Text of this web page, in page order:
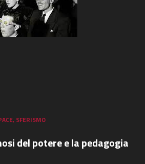
, SFERISMO
del potere e la pedagogia